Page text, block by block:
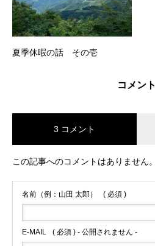
夏季休暇の話 その壱
コメント
3 コメント
この記事へのコメントはありません。
名前（例：山田 太郎） ( 必須 )
E-MAIL ( 必須 ) - 公開されません -